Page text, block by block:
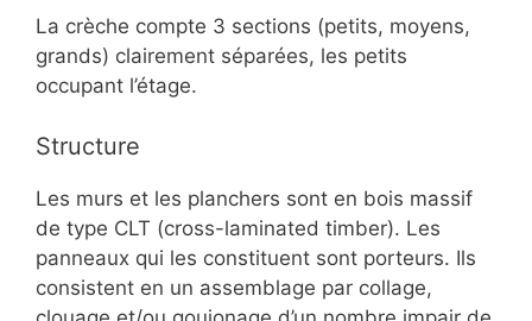
La crèche compte 3 sections (petits, moyens,
grands) clairement séparées, les petits
occupant l’étage.
Structure
Les murs et les planchers sont en bois massif
de type CLT (cross-laminated timber). Les
panneaux qui les constituent sont porteurs. Ils
consistent en un assemblage par collage,